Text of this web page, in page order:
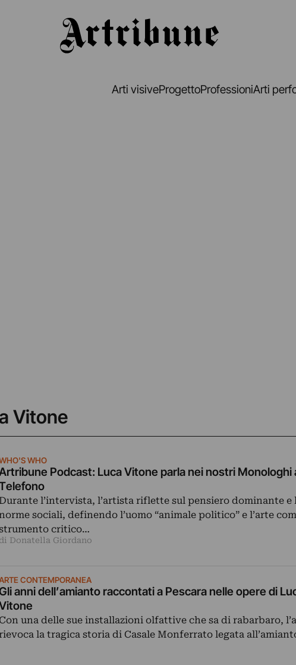
Arti visiveProgettoProfessioniArti
Vitone
WHO
Podcast: Luca Vitone parla nei nostri Monologhi
l’intervista, l’artista riflette sul pensiero dominante e
sociali, definendo l’uomo “animale politico” e l’arte
critico…
Donatella Giordano
CONTEMPORANEA
anni dell’amianto raccontati a Pescara nelle opere di
Con una delle sue installazioni olfattive che sa di rabarbaro,
la tragica storia di Casale Monferrato legata